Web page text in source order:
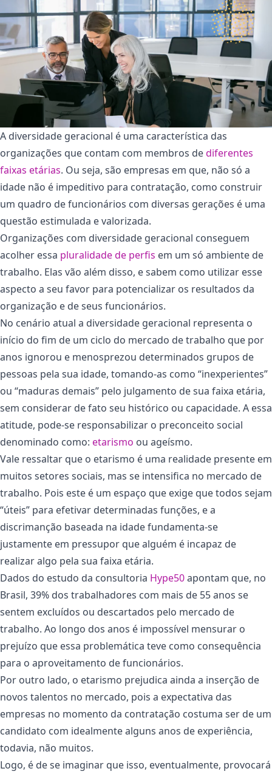
A diversidade geracional é uma característica das
organizações que contam com membros dediferentes
faixas etárias. Ou seja, são empresas em que, não só a
idade não é impeditivo para contratação, como construir
um quadro de funcionários com diversas gerações é uma
questão estimulada e valorizada.
Organizações com diversidade geracional conseguem
acolher essa pluralidade de perfis em um só ambiente de
trabalho. Elas vão além disso, e sabem como utilizar esse
aspecto a seu favor para potencializar os resultados da
organização e de seus funcionários.
No cenário atual a diversidade geracional representa o
início do fim de um ciclo do mercado de trabalho que por
anos ignorou e menosprezou determinados grupos de
pessoas pela sua idade, tomando-as como “inexperientes”
ou “maduras demais” pelo julgamento de sua faixa etária,
sem considerar de fato seu histórico ou capacidade. A essa
atitude, pode-se responsabilizar o preconceito social
denominado como: etarismo ou ageísmo.
Vale ressaltar que o etarismo é uma realidade presente em
muitos setores sociais, mas se intensifica no mercado de
trabalho. Pois este é um espaço que exige que todos sejam
“úteis” para efetivar determinadas funções, e a
discrimanção baseada na idade fundamenta-se
justamente em pressupor que alguém é incapaz de
realizar algo pela sua faixa etária.
Dados do estudo da consultoria Hype50apontam que, no
Brasil, 39% dos trabalhadores com mais de 55 anos se
sentem excluídos ou descartados pelo mercado de
trabalho. Ao longo dos anos é impossível mensurar o
prejuízo que essa problemática teve como consequência
para o aproveitamento de funcionários.
Por outro lado, o etarismo prejudica ainda a inserção de
novos talentos no mercado, pois a expectativa das
empresas no momento da contratação costuma ser de um
candidato com idealmente alguns anos de experiência,
todavia, não muitos.
Logo, é de se imaginar que isso, eventualmente, provocará